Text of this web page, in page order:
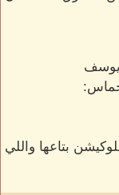
يوسف
بتاعها واللي